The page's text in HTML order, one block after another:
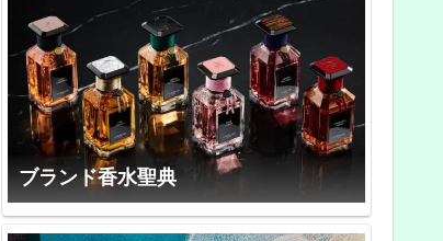
ブランド香水聖典